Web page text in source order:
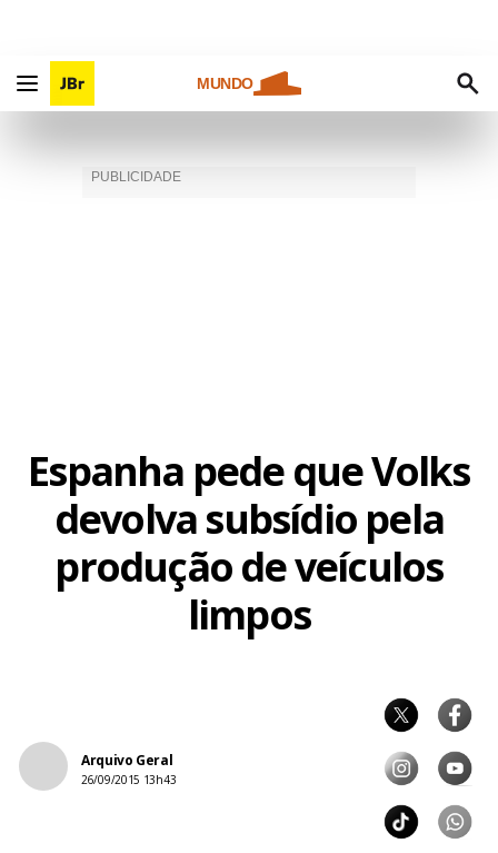
MUNDO
Espanha pede que Volks
devolva subsídio pela
produção de veículos
limpos
Arquivo Geral
26/09/2015 13h43